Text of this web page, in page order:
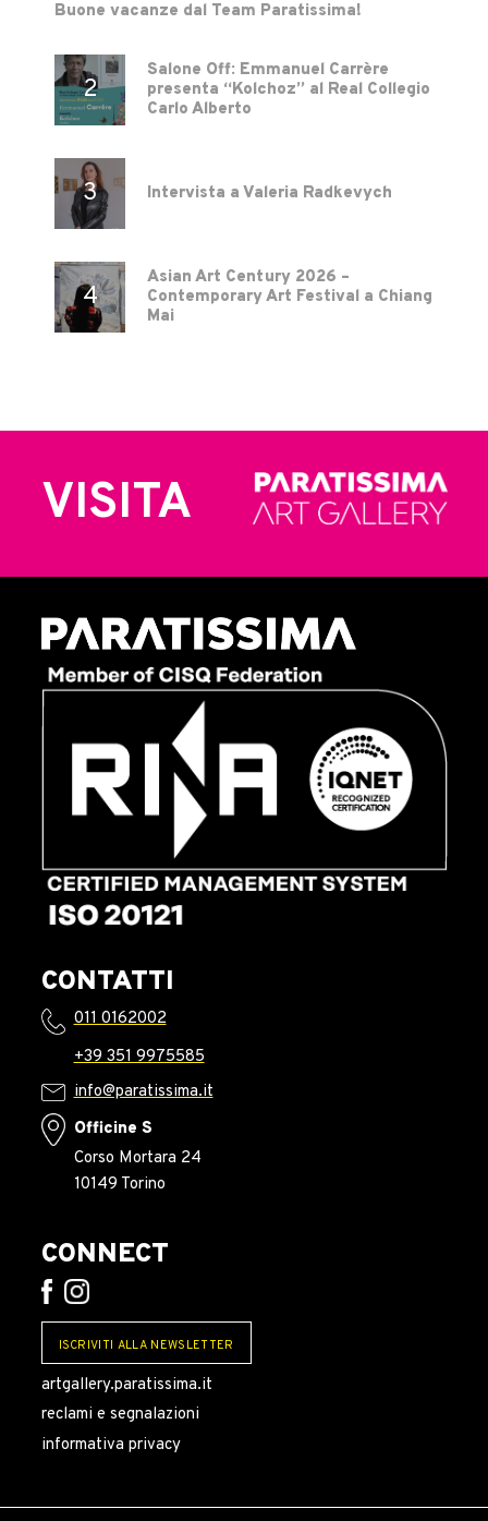
Buone vacanze dal Team Paratissima!
Salone Off: Emmanuel Carrère
presenta “Kolchoz” al Real Collegio
Carlo Alberto
Intervista a Valeria Radkevych
Asian Art Century 2026 –
Contemporary Art Festival a Chiang
Mai
VISITA
CONTATTI
011 0162002
+39 351 9975585
info@paratissima.it
Officine S
Corso Mortara 24
10149 Torino
CONNECT
ISCRIVITI ALLA NEWSLETTER
artgallery.paratissima.it
reclami e segnalazioni
informativa privacy